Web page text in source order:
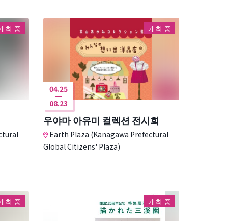
최 중 개최 중
04.25
08.23
우야마 아유미 컬렉션 전시회
Earth Plaza (Kanagawa Prefectural
Global Citizens' Plaza)
최 중 개최 중